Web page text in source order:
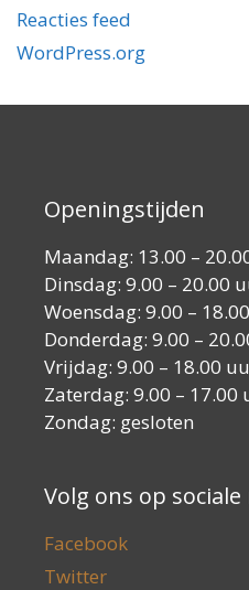
Reacties feed
WordPress.org
Openingstijden
Maandag: 13.00 –
Dinsdag: 9.00 – 20.00
Woensdag: 9.00 –
Donderdag: 9.00 –
Vrijdag: 9.00 – 18.00
Zaterdag: 9.00 – 17.00
Zondag: gesloten
Volg ons op sociale
Facebook
Twitter